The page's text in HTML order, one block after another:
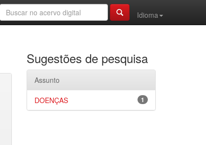
Idioma
Sugestões de pesquisa
Assunto
1
DOENÇAS